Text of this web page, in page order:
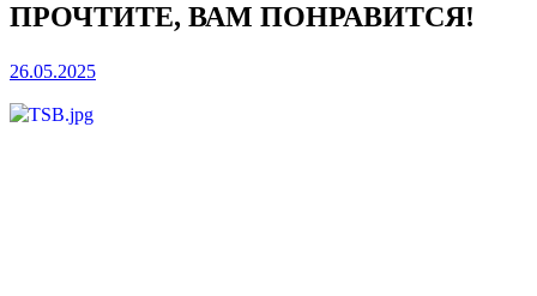
ПРОЧТИТЕ, ВАМ ПОНРАВИТСЯ!
26.05.2025